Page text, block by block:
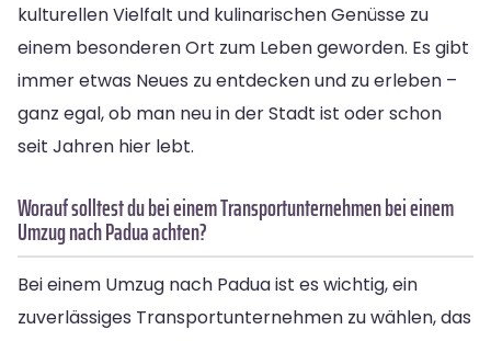
kulturellen Vielfalt und kulinarischen Genüsse zu
einem besonderen Ort zum Leben geworden. Es gibt
immer etwas Neues zu entdecken und zu erleben –
ganz egal, ob man neu in der Stadt ist oder schon
seit Jahren hier lebt.
Worauf solltest du bei einem Transportunternehmen bei einem
Umzug nach Padua achten?
Bei einem Umzug nach Padua ist es wichtig, ein
zuverlässiges Transportunternehmen zu wählen, das